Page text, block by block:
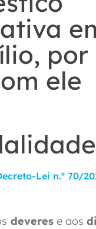
por
ele
Lei n.º 70/
deveres e aos